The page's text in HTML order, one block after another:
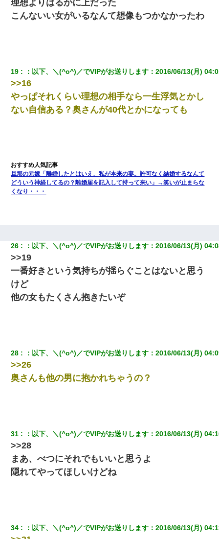
理想よりはるかに上だった
こんないい女がいるなんて想像もつかなかったわ
19 ： 以下、＼(^o^)／でVIPがお送りします ：2016/06/13(月)
>>16
やっぱそれくらい理想の相手なら一生浮気とかし
ない自信ある？奥さんが40代とかになっても
旦那の元嫁「離婚したとはいえ、私が本来の妻。許可なく結婚するなんて
どういう神経してるの？離婚届を記入して持って来い」→笑いが止まらな
くなり・・・
26 ： 以下、＼(^o^)／でVIPがお送りします ：2016/06/13(月)
>>19
一番好きという気持ちが揺らぐことはないと思う
けど
他の女もたくさん抱きたいぞ
28 ： 以下、＼(^o^)／でVIPがお送りします ：2016/06/13(月)
>>26
奥さんも他の男に抱かれちゃうの？
31 ： 以下、＼(^o^)／でVIPがお送りします ：2016/06/13(月)
>>28
まあ、べつにそれでもいいと思うよ
隠れてやってほしいけどね
34 ： 以下、＼(^o^)／でVIPがお送りします ：2016/06/13(月)